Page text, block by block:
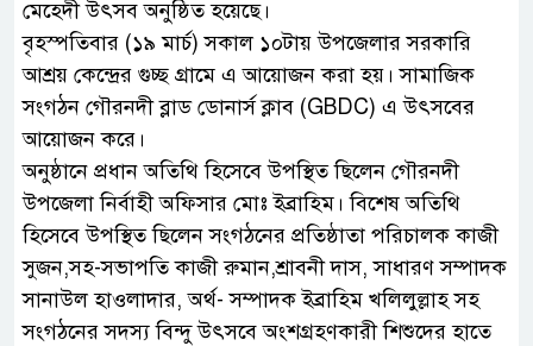
মেহেদী উৎসব অনুষ্ঠিত হয়েছে।
বৃহস্পতিবার (১৯ মার্চ) সকাল ১০টায় উপজেলার সরকারি
আশ্রয় কেন্দ্রের গুচ্ছ গ্রামে এ আয়োজন করা হয়। সামাজিক
সংগঠন গৌরনদী ব্লাড ডোনার্স ক্লাব (GBDC) এ উৎসবের
আয়োজন করে।
অনুষ্ঠানে প্রধান অতিথি হিসেবে উপস্থিত ছিলেন গৌরনদী
উপজেলা নির্বাহী অফিসার মোঃ ইব্রাহিম। বিশেষ অতিথি
হিসেবে উপস্থিত ছিলেন সংগঠনের প্রতিষ্ঠাতা পরিচালক কাজী
সুজন,সহ-সভাপতি কাজী রুমান,শ্রাবনী দাস, সাধারণ সম্পাদক
সানাউল হাওলাদার, অর্থ- সম্পাদক ইব্রাহিম খলিলুল্লাহ সহ
সংগঠনের সদস্য বিন্দু উৎসবে অংশগ্রহণকারী শিশুদের হাতে